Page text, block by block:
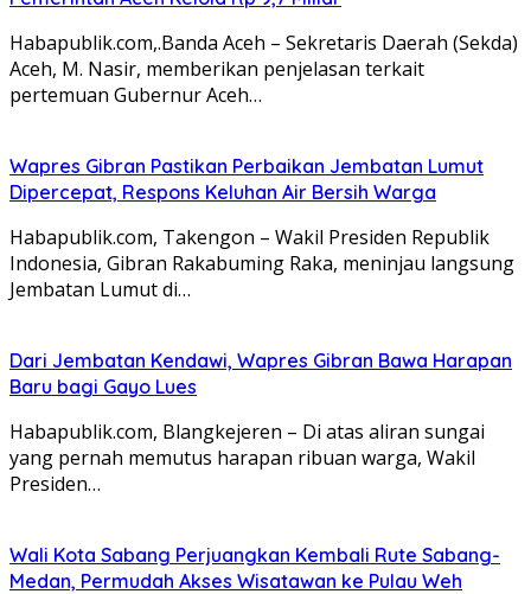
Habapublik.com,.Banda Aceh – Sekretaris Daerah (Sekda)
Aceh, M. Nasir, memberikan penjelasan terkait
pertemuan Gubernur Aceh…
Wapres Gibran Pastikan Perbaikan Jembatan Lumut
Dipercepat, Respons Keluhan Air Bersih Warga
Habapublik.com, Takengon – Wakil Presiden Republik
Indonesia, Gibran Rakabuming Raka, meninjau langsung
Jembatan Lumut di…
Dari Jembatan Kendawi, Wapres Gibran Bawa Harapan
Baru bagi Gayo Lues
Habapublik.com, Blangkejeren – Di atas aliran sungai
yang pernah memutus harapan ribuan warga, Wakil
Presiden…
Wali Kota Sabang Perjuangkan Kembali Rute Sabang-
Medan, Permudah Akses Wisatawan ke Pulau Weh